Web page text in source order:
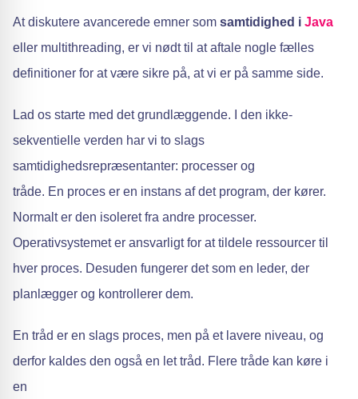
At diskutere avancerede emner som samtidighed i Java
eller multithreading, er vi nødt til at aftale nogle fælles
definitioner for at være sikre på, at vi er på samme side.
Lad os starte med det grundlæggende. I den ikke-
sekventielle verden har vi to slags
samtidighedsrepræsentanter: processer og
tråde. En proces er en instans af det program, der kører.
Normalt er den isoleret fra andre processer.
Operativsystemet er ansvarligt for at tildele ressourcer til
hver proces. Desuden fungerer det som en leder, der
planlægger og kontrollerer dem.
En tråd er en slags proces, men på et lavere niveau, og
derfor kaldes den også en let tråd. Flere tråde kan køre i
en